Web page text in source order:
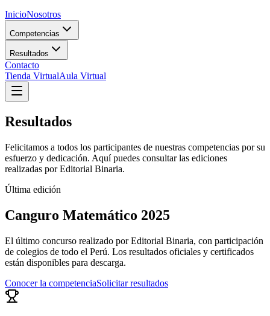
InicioNosotros
Competencias
Resultados
Contacto
Tienda VirtualAula Virtual
Resultados
Felicitamos a todos los participantes de nuestras competencias por su
esfuerzo y dedicación. Aquí puedes consultar las ediciones
realizadas por Editorial Binaria.
Última edición
Canguro Matemático 2025
El último concurso realizado por Editorial Binaria, con participación
de colegios de todo el Perú. Los resultados oficiales y certificados
están disponibles para descarga.
Conocer la competenciaSolicitar resultados